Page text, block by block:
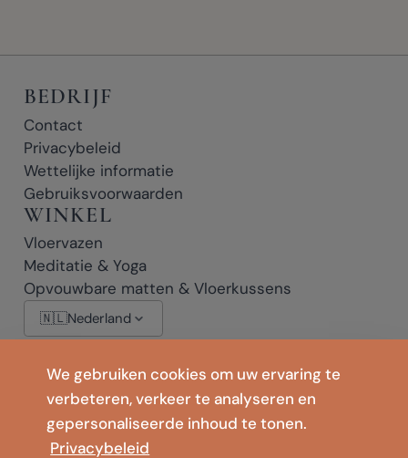
We gebruiken cookies om uw ervaring te
verbeteren, verkeer te analyseren en
gepersonaliseerde inhoud te tonen.
Privacybeleid
BEDRIJF
Contact
Privacybeleid
Wettelijke informatie
Gebruiksvoorwaarden
WINKEL
Vloervazen
Meditatie & Yoga
Opvouwbare matten & Vloerkussens
🇳🇱Nederland
* Affiliate-links: als u op een link met * klikt en een aankoop doet,
ontvangen wij mogelijk een kleine commissie, zonder extra kosten voor u.